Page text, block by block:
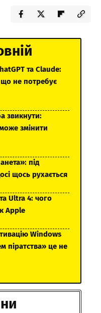
та Claude:
не потребує
звикнути:
змінити
під
щось рухається
Ultra 4: чого
Apple
Windows
піратства» це не